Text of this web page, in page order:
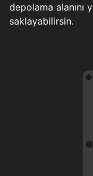
depolama
saklayabilirsin.